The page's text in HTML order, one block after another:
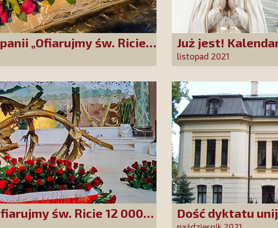
„Ofiarujmy św. Ricie
Już jest!
rok
listopad 2021
św. Ricie 12 000
Dość dyktatu